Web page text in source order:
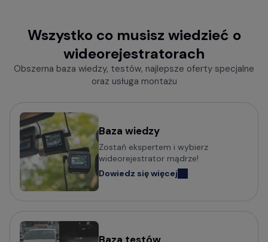
Wszystko co musisz wiedzieć o
wideorejestratorach
Obszerna baza wiedzy, testów, najlepsze oferty specjalne
oraz usługa montażu
Baza wiedzy
Zostań ekspertem i wybierz
wideorejestrator mądrze!
Dowiedz się więcej